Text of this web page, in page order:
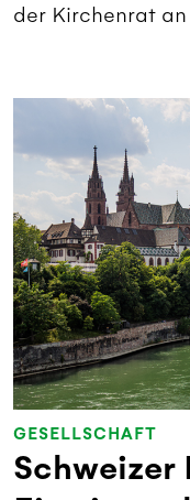
der Kirchenrat
GESELLSCHAFT
Schweizer